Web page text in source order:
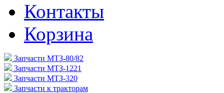
Контакты
Корзина
Запчасти МТЗ-80/82
Запчасти МТЗ-1221
Запчасти МТЗ-320
Запчасти к тракторам